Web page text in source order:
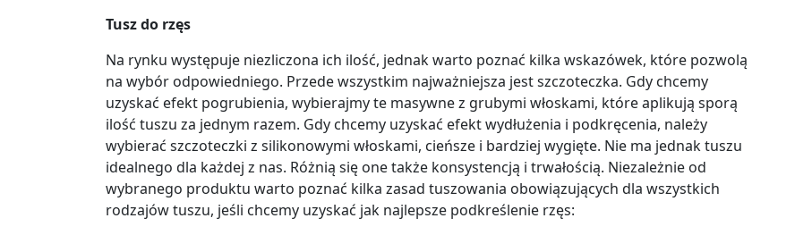
Tusz do rzęs
Na rynku występuje niezliczona ich ilość, jednak warto poznać kilka wskazówek, które pozwolą
na wybór odpowiedniego. Przede wszystkim najważniejsza jest szczoteczka. Gdy chcemy
uzyskać efekt pogrubienia, wybierajmy te masywne z grubymi włoskami, które aplikują sporą
ilość tuszu za jednym razem. Gdy chcemy uzyskać efekt wydłużenia i podkręcenia, należy
wybierać szczoteczki z silikonowymi włoskami, cieńsze i bardziej wygięte. Nie ma jednak tuszu
idealnego dla każdej z nas. Różnią się one także konsystencją i trwałością. Niezależnie od
wybranego produktu warto poznać kilka zasad tuszowania obowiązujących dla wszystkich
rodzajów tuszu, jeśli chcemy uzyskać jak najlepsze podkreślenie rzęs: